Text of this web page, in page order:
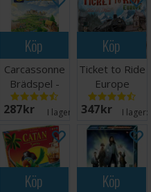
20+
Köp
Carcassonne
Brädspel -
Svensk
287 SEK I lager: 16
Köp
Ticket to Ride
Europe
Brädspel
347 SEK I lager:
Köp Köp